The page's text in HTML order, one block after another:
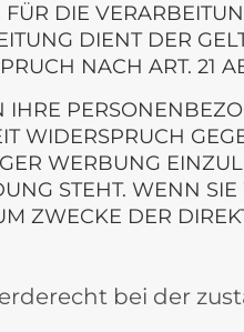
DIE
DIENT DER
NACH ART. 21
IHRE
WIDERSPRUCH
WERBUNG
STEHT. WENN
ZWECKE DER
bei der